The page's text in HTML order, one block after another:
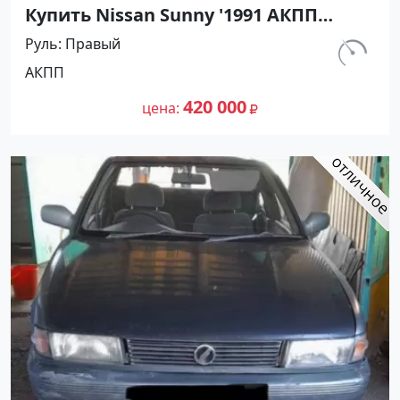
Купить Nissan Sunny '1991 АКПП
(1400/75 л.с.) Бензин инжектор
Воронежская цвет Серый Седан по
цене 420000 рублей, объявление
№27501 на сайте Авторынок23
Руль Правый
АКПП
цена 420 000